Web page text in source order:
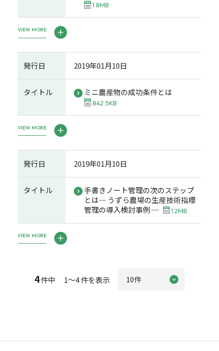
1.8MB
VIEW MORE
発行日 2019年01月10日
タイトル ミニ農産物の成功条件とは
842.5KB
VIEW MORE
発行日 2019年01月10日
タイトル
手書きノート管理の次のステップ
とは─ うずら農場の生産技術指標
管理の導入検討事例 ─
1.2MB
VIEW MORE
4件中 1～4 件を表示